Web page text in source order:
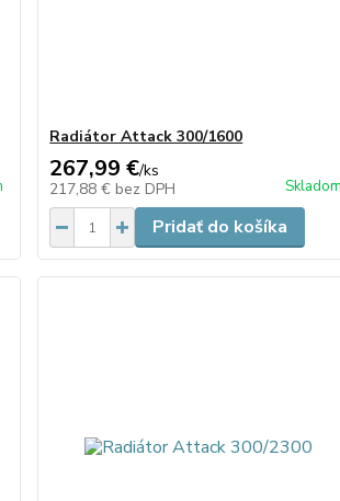
Radiátor Attack 300/1600
267,99 €/ks
217,88 € bez DPH Skladom
Pridať do košíka